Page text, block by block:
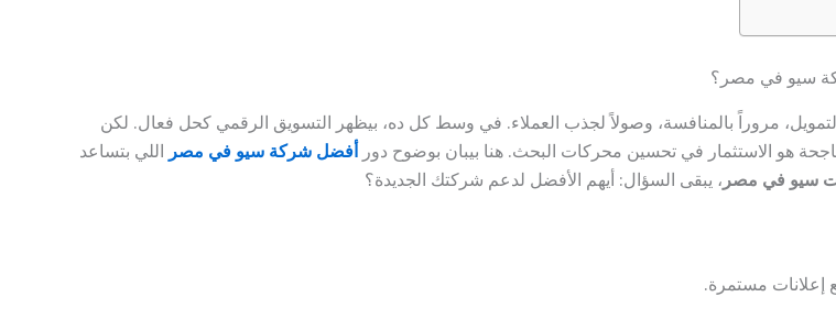
سيو في مصر؟
مروراً بالمنافسة، وصولاً لجذب العملاء. في وسط كل ده، بيظهر التسويق الرقمي كحل فعال. لكن
هو الاستثمار في تحسين محركات البحث. هنا بيبان بوضوح دورأفضل شركة سيو في مصر اللي بتساعد
سيو في مصر ، يبقى السؤال: أيهم الأفضل لدعم شركتك الجديدة؟
إعلانات مستمرة.